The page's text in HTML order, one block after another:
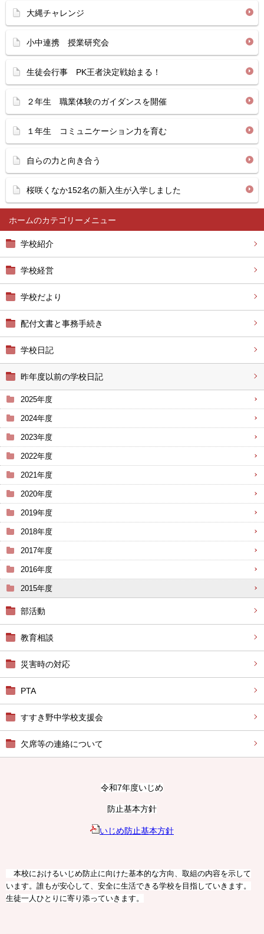
ホーム
学校紹介
学校経営
学校だより
配付文書と事務手続き
学校日記
昨年度以前の学校日記
2025年度
2024年度
2023年度
2022年度
2021年度
2020年度
2019年度
2018年度
2017年度
2016年度
2015年度
部活動
教育相談
災害時の対応
PTA
すすき野中学校支援会
欠席等の連絡について
令和7年度いじめ
防止基本方針
いじめ防止基本方針
本校におけるいじめ防止に向けた基本的な方向、取組の内容を示して
います。誰もが安心して、安全に生活できる学校を目指していきます。
生徒一人ひとりに寄り添っていきます。
大縄チャレンジ
小中連携 授業研究会
生徒会行事 PK王者決定戦始まる！
２年生 職業体験のガイダンスを開催
１年生 コミュニケーション力を育む
自らの力と向き合う
桜咲くなか152名の新入生が入学しました